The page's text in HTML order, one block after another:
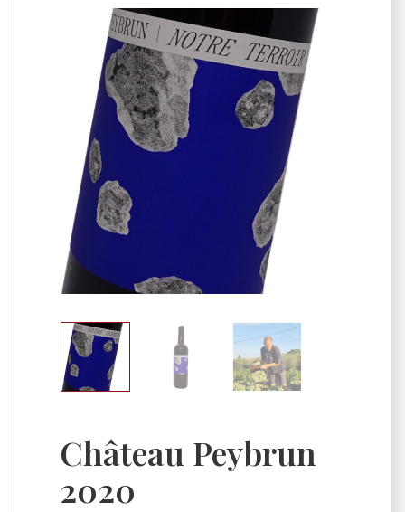
Château Peybrun
2020